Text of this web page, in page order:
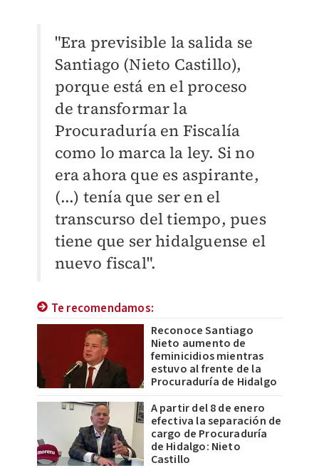
"Era previsible la salida se
Santiago (Nieto Castillo),
porque está en el proceso
de transformar la
Procuraduría en Fiscalía
como lo marca la ley. Si no
era ahora que es aspirante,
(...) tenía que ser en el
transcurso del tiempo, pues
tiene que ser hidalguense el
nuevo fiscal".
Te recomendamos:
Reconoce Santiago
Nieto aumento de
feminicidios mientras
estuvo al frente de la
Procuraduría de Hidalgo
A partir del 8 de enero
efectiva la separación de
cargo de Procuraduría
de Hidalgo: Nieto
Castillo